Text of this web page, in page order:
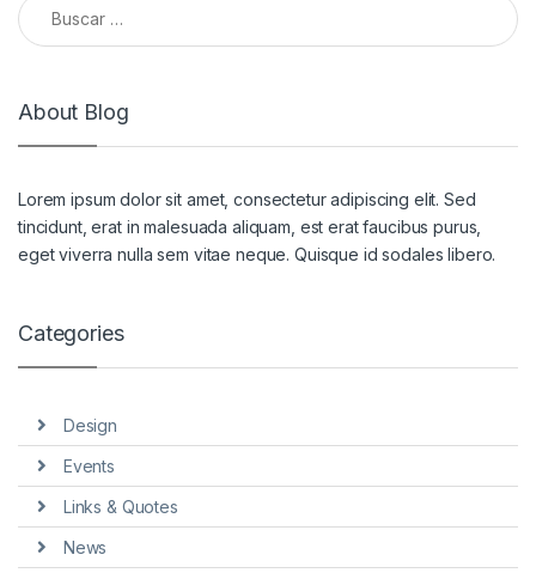
About Blog
Lorem ipsum dolor sit amet, consectetur adipiscing elit. Sed
tincidunt, erat in malesuada aliquam, est erat faucibus purus,
eget viverra nulla sem vitae neque. Quisque id sodales libero.
Categories
Design
Events
Links & Quotes
News